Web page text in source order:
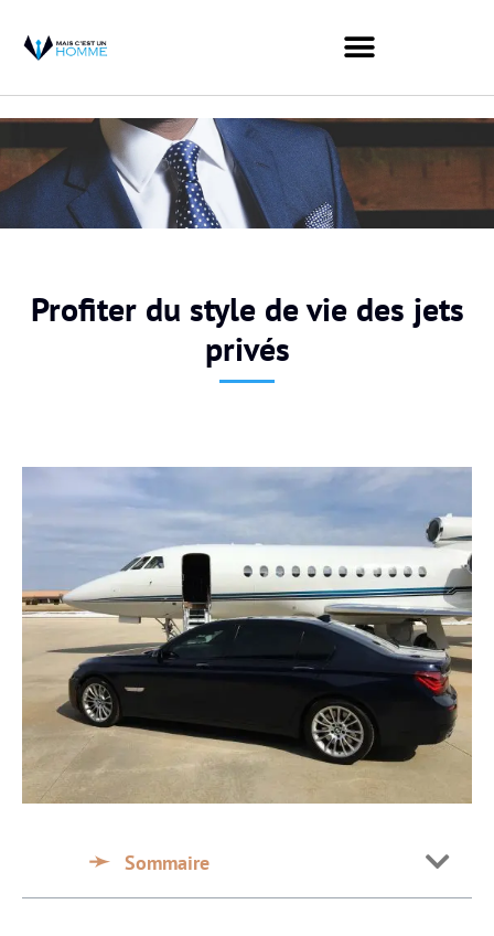
Profiter du style de vie des jets
privés
Sommaire